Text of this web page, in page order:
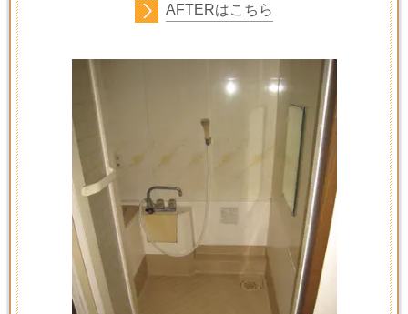
AFTERはこちら